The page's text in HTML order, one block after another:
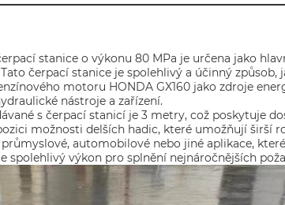
stanice o výkonu 80 MPa je určena jako
čerpací stanice je spolehlivý a účinný
motoru HONDA GX160 jako zdroje
nástroje a zařízení.
s čerpací stanicí je 3 metry, což poskytuje
možnosti delších hadic, které umožňují širší
automobilové nebo jiné aplikace,
spolehlivý výkon pro splnění nejnáročnějších